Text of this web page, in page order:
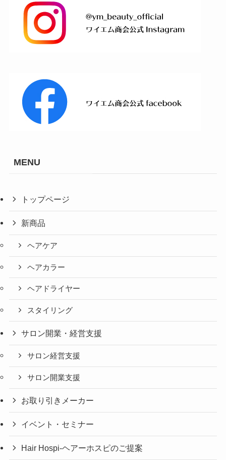
MENU
トップページ
新商品
ヘアケア
ヘアカラー
ヘアドライヤー
スタイリング
サロン開業・経営支援
サロン経営支援
サロン開業支援
お取り引きメーカー
イベント・セミナー
Hair Hospi-ヘアーホスピのご提案